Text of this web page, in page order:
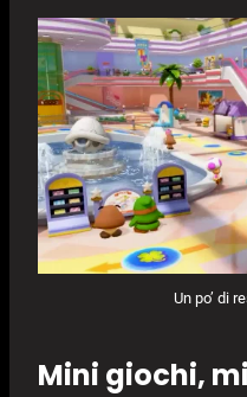
Un po’ di
Mini giochi,